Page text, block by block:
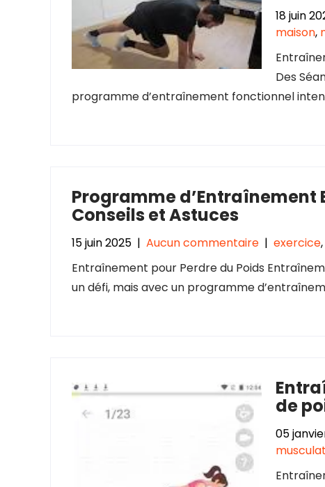
18 juin
maison,
Des
programme d’entraînement fonctionnel
Programme d’Entraînement
Conseils et Astuces
15 juin 2025 | Aucun commentaire | exercice,
Entraînement pour Perdre du Poids
un défi, mais avec un programme
de
05